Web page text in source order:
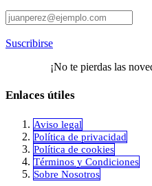
Suscribirse
¡No te pierdas las
Enlaces útiles
Aviso legal
Política de privacidad
​Política de cookies
Términos y Condiciones
Sobre Nosotros